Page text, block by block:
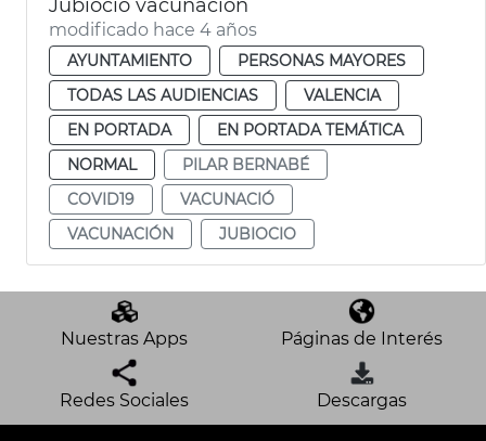
Jubiocio vacunación
modificado hace 4 años
AYUNTAMIENTO
PERSONAS MAYORES
TODAS LAS AUDIENCIAS
VALENCIA
EN PORTADA
EN PORTADA TEMÁTICA
NORMAL
PILAR BERNABÉ
COVID19
VACUNACIÓ
VACUNACIÓN
JUBIOCIO
Nuestras Apps Páginas de Interés
Redes Sociales Descargas